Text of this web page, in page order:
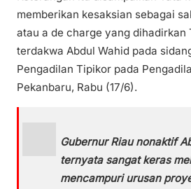
memberikan kesaksian sebagai
atau a de charge yang dihadirkan
terdakwa Abdul Wahid pada
Pengadilan Tipikor pada
Pekanbaru, Rabu (17/6).
Gubernur Riau nonaktif
ternyata sangat keras
mencampuri urusan